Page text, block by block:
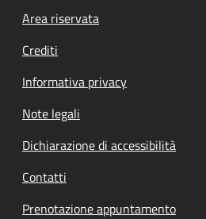
Footer menu
Area riservata
Crediti
Informativa privacy
Note legali
Dichiarazione di accessibilità
Contatti
Prenotazione appuntamento